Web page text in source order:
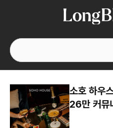
소호 하우
26만 커뮤